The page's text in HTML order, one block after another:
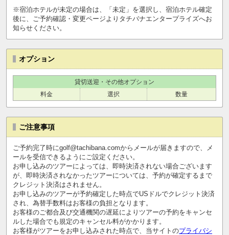
※宿泊ホテルが未定の場合は、「未定」を選択し、宿泊ホテル確定
後に、ご予約確認・変更ページよりタチバナエンタープライズへお
知らせください。
オプション
貸切送迎・その他オプション
料金
選択 数量
ご注意事項
ご予約完了時にgolf@tachibana.comからメールが届きますので、メ
ールを受信できるようにご設定ください。
お申し込みのツアーによっては、即時決済されない場合ございます
が、即時決済されなかったツアーについては、予約が確定するまで
クレジット決済はされません。
お申し込みのツアーが予約確定した時点でUSドルでクレジット決済
され、為替手数料はお客様の負担となります。
お客様のご都合及び交通機関の遅延によりツアーの予約をキャンセ
ルした場合でも規定のキャンセル料がかかります。
お客様がツアーをお申し込みされた時点で、当サイトのプライバシ